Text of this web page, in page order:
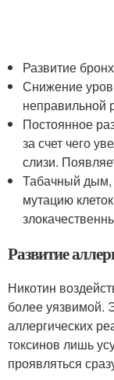
Развитие
Снижение
неправильной
Постоянное
за счет чего
слизи.
Табачный дым,
мутацию
Развитие
Никотин
более уязвимой.
аллергических
токсинов лишь
проявляться